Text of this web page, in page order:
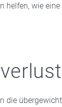
helfen, wie
die